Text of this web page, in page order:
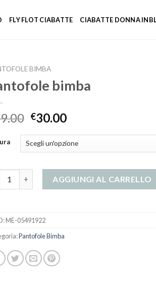
FLY FLOT CIABATTE CIABATTE DONNA
BIMBA
bimba
€30.00
AGGIUNGI AL CARRELLO
ME-05491922
Pantofole Bimba